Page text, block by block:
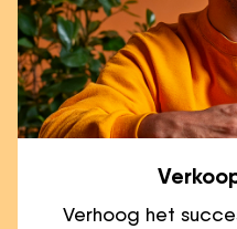
Verhoog het